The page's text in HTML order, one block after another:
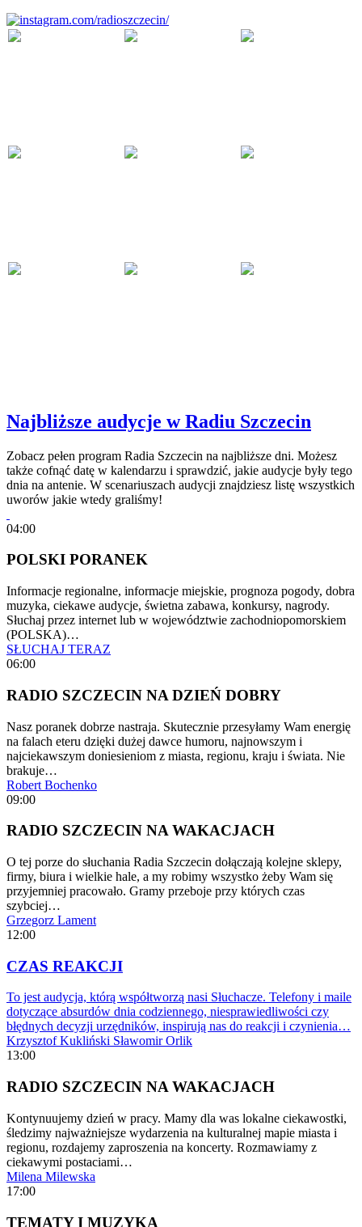
Najbliższe audycje w Radiu Szczecin
Zobacz pełen program Radia Szczecin na najbliższe dni. Możesz
także cofnąć datę w kalendarzu i sprawdzić, jakie audycje były tego
dnia na antenie. W scenariuszach audycji znajdziesz listę wszystkich
uworów jakie wtedy graliśmy!
04:00
POLSKI PORANEK
Informacje regionalne, informacje miejskie, prognoza pogody, dobra
muzyka, ciekawe audycje, świetna zabawa, konkursy, nagrody.
Słuchaj przez internet lub w województwie zachodniopomorskiem
(POLSKA)…
SŁUCHAJ TERAZ
06:00
RADIO SZCZECIN NA DZIEŃ DOBRY
Nasz poranek dobrze nastraja. Skutecznie przesyłamy Wam energię
na falach eteru dzięki dużej dawce humoru, najnowszym i
najciekawszym doniesieniom z miasta, regionu, kraju i świata. Nie
brakuje…
Robert Bochenko
09:00
RADIO SZCZECIN NA WAKACJACH
O tej porze do słuchania Radia Szczecin dołączają kolejne sklepy,
firmy, biura i wielkie hale, a my robimy wszystko żeby Wam się
przyjemniej pracowało. Gramy przeboje przy których czas
szybciej…
Grzegorz Lament
12:00
CZAS REAKCJI
To jest audycja, którą współtworzą nasi Słuchacze. Telefony i maile
dotyczące absurdów dnia codziennego, niesprawiedliwości czy
błędnych decyzji urzędników, inspirują nas do reakcji i czynienia…
Krzysztof Kukliński Sławomir Orlik
13:00
RADIO SZCZECIN NA WAKACJACH
Kontynuujemy dzień w pracy. Mamy dla was lokalne ciekawostki,
śledzimy najważniejsze wydarzenia na kulturalnej mapie miasta i
regionu, rozdajemy zaproszenia na koncerty. Rozmawiamy z
ciekawymi postaciami…
Milena Milewska
17:00
TEMATY I MUZYKA